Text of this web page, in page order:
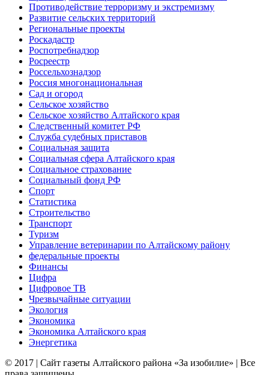
Противодействие терроризму и экстремизму
Развитие сельских территорий
Региональные проекты
Роскадастр
Роспотребнадзор
Росреестр
Россельхознадзор
Россия многонациональная
Сад и огород
Сельское хозяйство
Сельское хозяйство Алтайского края
Следственный комитет РФ
Служба судебных приставов
Социальная защита
Социальная сфера Алтайского края
Социальное страхование
Социальный фонд РФ
Спорт
Статистика
Строительство
Транспорт
Туризм
Управление ветеринарии по Алтайскому району
федеральные проекты
Финансы
Цифра
Цифровое ТВ
Чрезвычайные ситуации
Экология
Экономика
Экономика Алтайского края
Энергетика
© 2017 | Сайт газеты Алтайского района «За изобилие» | Все